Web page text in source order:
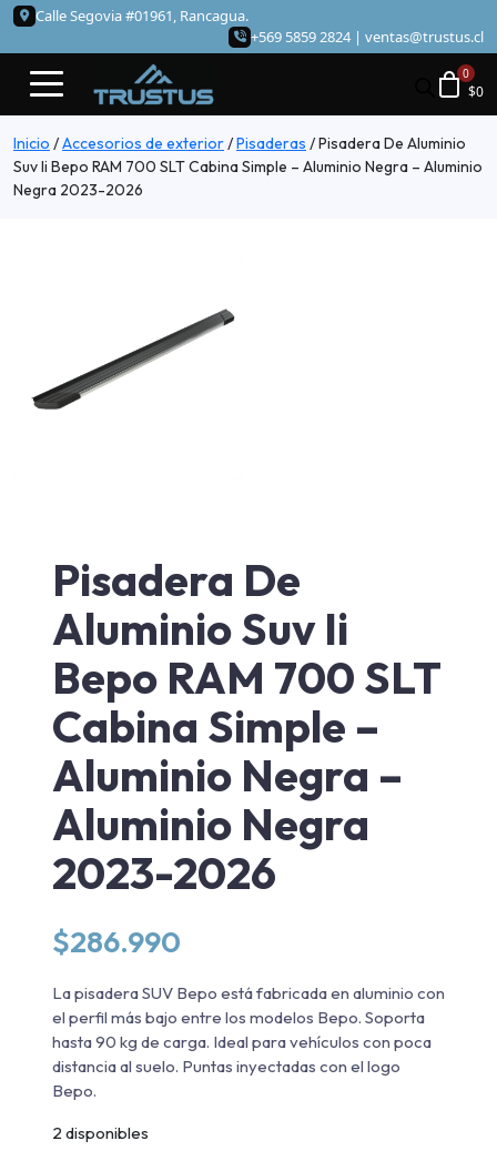
Calle Segovia #01961, Rancagua.
+569 5859 2824 | ventas@trustus.cl
$0
Inicio /Accesorios de exterior/Pisaderas /Pisadera De Aluminio
Suv Ii Bepo RAM 700 SLT Cabina Simple – Aluminio Negra – Aluminio
Negra 2023-2026
Pisadera De
Aluminio Suv Ii
Bepo RAM 700 SLT
Cabina Simple –
Aluminio Negra –
Aluminio Negra
2023-2026
$286.990
La pisadera SUV Bepo está fabricada en aluminio con
el perfil más bajo entre los modelos Bepo. Soporta
hasta 90 kg de carga. Ideal para vehículos con poca
distancia al suelo. Puntas inyectadas con el logo
Bepo.
2 disponibles